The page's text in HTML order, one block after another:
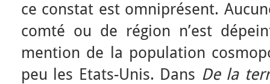
ce constat est omniprésent.
comté ou de région n’est
mention de la population
peu les Etats-Unis. Dans De la